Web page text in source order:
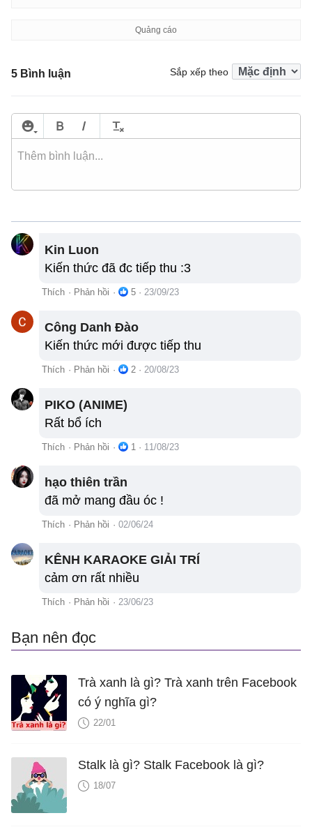
5 Bình luận Sắp xếp theo
Kin Luon
Kiến thức đã đc tiếp thu :3
Thích · Phản hồi · 5 · 23/09/23
Công Danh Đào
Kiến thức mới được tiếp thu
Thích · Phản hồi · 2 · 20/08/23
PIKO (ANIME)
Rất bổ ích
Thích · Phản hồi · 1 · 11/08/23
hạo thiên trần
đã mở mang đầu óc !
Thích · Phản hồi · 02/06/24
KÊNH KARAOKE GIẢI TRÍ
cảm ơn rất nhiều
Thích · Phản hồi · 23/06/23
Bạn nên đọc
Trà xanh là gì? Trà xanh trên Facebook
có ý nghĩa gì?
22/01
Stalk là gì? Stalk Facebook là gì?
18/07